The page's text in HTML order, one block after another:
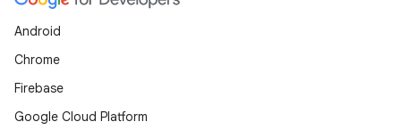
Android
Chrome
Firebase
Google Cloud Platform